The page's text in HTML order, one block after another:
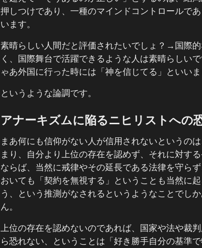
押しつけであり、一種のマインドコントロールで
います。
素晴らしい人間だと評価されたいでしょ？→国際
く、国際舞台で活躍できるような人は素晴らしい
ゃあ外国に行った時には「神を信じてる」といいま
というような論調です。
アナーキズムに陥るニヒリストへの
まあ何にも信仰がない人が信用されないというの
まり、自分より上位の存在を認めず、それに対す
ならば、当然に戒律やその延長である法律を守ら
おいても「契約を無視する」ということも当然に
う、という推測がなされるというようなことでし
ん。
上位の存在を認めないのであれば、国家や法や裁
ら恐れない、ということは「好き勝手自分の基準